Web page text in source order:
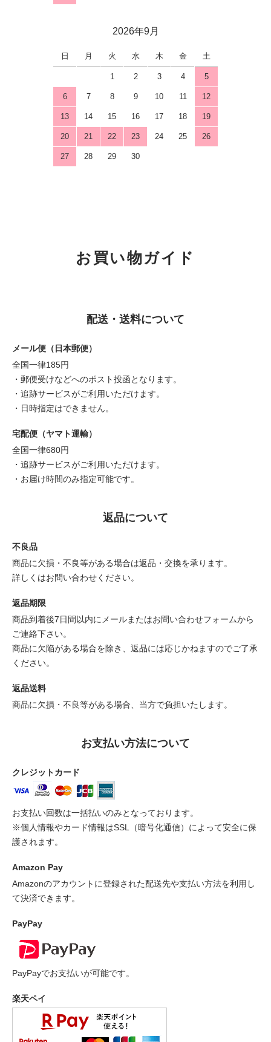
2026年9月
日 月 火 水 木 金 土
1 2 3 4 5
6 7 8 9 10 11 12
13 14 15 16 17 18 19
20 21 22 23 24 25 26
27 28 29 30
お買い物ガイド
配送・送料について
メール便（日本郵便）
全国一律185円
・郵便受けなどへのポスト投函となります。
・追跡サービスがご利用いただけます。
・日時指定はできません。
宅配便（ヤマト運輸）
全国一律680円
・追跡サービスがご利用いただけます。
・お届け時間のみ指定可能です。
返品について
不良品
商品に欠損・不良等がある場合は返品・交換を承ります。
詳しくはお問い合わせください。
返品期限
商品到着後7日間以内にメールまたはお問い合わせフォームから
ご連絡下さい。
商品に欠陥がある場合を除き、返品には応じかねますのでご了承
ください。
返品送料
商品に欠損・不良等がある場合、当方で負担いたします。
お支払い方法について
クレジットカード
お支払い回数は一括払いのみとなっております。
※個人情報やカード情報はSSL（暗号化通信）によって安全に保
護されます。
Amazon Pay
Amazonのアカウントに登録された配送先や支払い方法を利用し
て決済できます。
PayPay
PayPayでお支払いが可能です。
楽天ペイ